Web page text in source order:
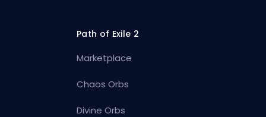
Path of Exile 2
Marketplace
Chaos Orbs
Divine Orbs